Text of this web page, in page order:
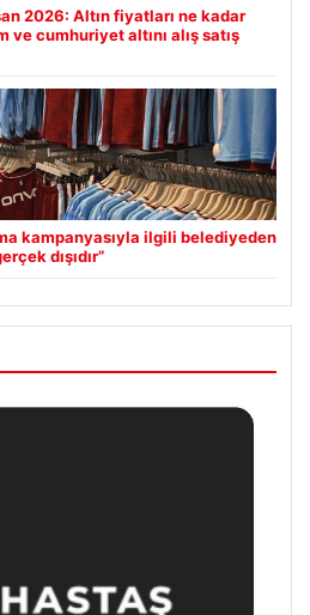
2026: Altın fiyatları ne kadar
ve cumhuriyet altını alış satış
kampanyasıyla ilgili belediyeden
dışıdır”